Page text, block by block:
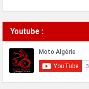
Youtube :